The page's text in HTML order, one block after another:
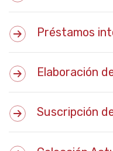
Préstamos
Elaboración
Suscripción